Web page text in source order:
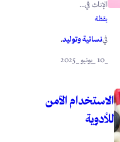
الإناث في...
يقظة
فينسائية وتوليد.
_10 _يونيو _2025
الاستخدام الآمن
للأدوية